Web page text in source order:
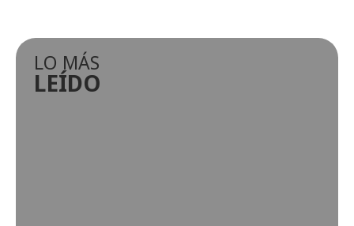
LO MÁS
LEÍDO